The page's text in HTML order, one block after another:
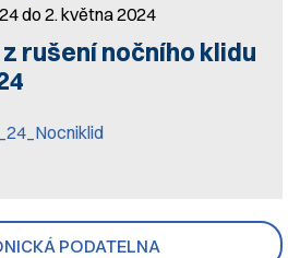
PODATELNA
do 2. května 2024
rušení nočního klidu